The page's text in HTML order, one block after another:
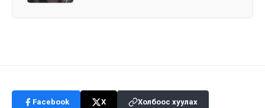
Facebook X Холбоос хуулах